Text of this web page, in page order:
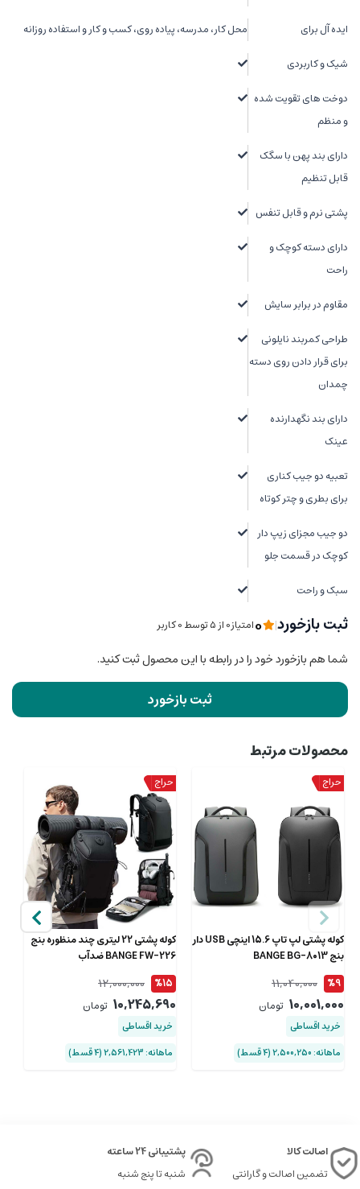
ایده آل برای محل کار، مدرسه، پیاده روی، کسب و کار و استفاده روزانه
شیک و کاربردی
دوخت های تقویت شده
و منظم
دارای بند پهن با سگک
قابل تنظیم
پشتی نرم و قابل تنفس
دارای دسته کوچک و
راحت
مقاوم در برابر سایش
طراحی کمربند نایلونی
برای قرار دادن روی دسته
چمدان
دارای بند نگهدارنده
عینک
تعبیه دو جیب کناری
برای بطری و چتر کوتاه
دو جیب مجزای زیپ دار
کوچک در قسمت جلو
سبک و راحت
ثبت بازخورد|
0امتیاز0 از ۵ توسط 0 کاربر
شما هم بازخورد خود را در رابطه با این محصول ثبت کنید.
ثبت بازخورد
محصولات مرتبط
کوله پشتی لپ تاپ 15.6 اینچی USB دار
بنج BANGE BG-8013
%9
11,040,000
10,001,000 تومان
خرید اقساطی
ماهانه: 2,500,250 (۴ قسط)
کوله پشتی 22 لیتری چند منظوره بنج
BANGE FW-226 ضدآب
%15
12,000,000
10,245,690 تومان
خرید اقساطی
ماهانه: 2,561,423 (۴ قسط)
اصالت کالا
تضمین اصالت و گارانتی
پشتیبانی 24 ساعته
شنبه تا پنج شنبه